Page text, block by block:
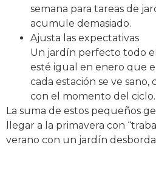
semana para tareas de
acumule demasiado.
Ajusta las expectativas
Un jardín perfecto todo
esté igual en enero que
cada estación se ve
con el momento del ciclo.
La suma de estos pequeños
llegar a la primavera con
verano con un jardín